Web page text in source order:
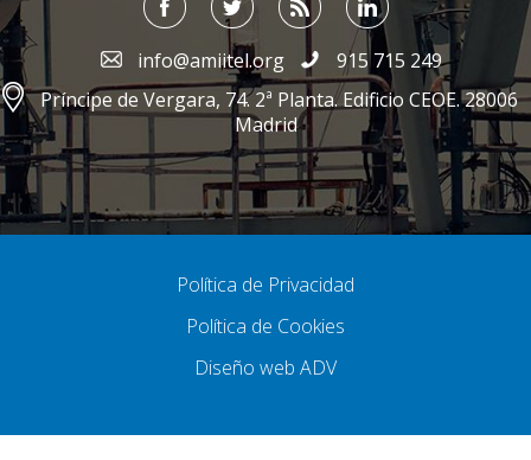
info@amiitel.org
915 715 249
Príncipe de Vergara, 74. 2ª Planta. Edificio CEOE. 28006
Madrid
Política de Privacidad
Política de Cookies
Diseño web ADV